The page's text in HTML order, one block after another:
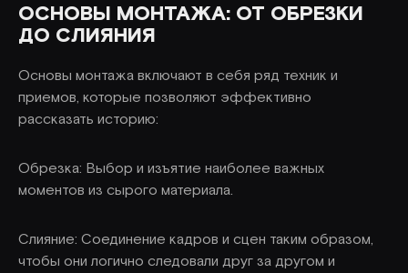
ОСНОВЫ МОНТАЖА: ОТ ОБРЕЗКИ
ДО СЛИЯНИЯ
Основы монтажа включают в себя ряд техник и
приемов, которые позволяют эффективно
рассказать историю:
Обрезка: Выбор и изъятие наиболее важных
моментов из сырого материала.
Слияние: Соединение кадров и сцен таким образом,
чтобы они логично следовали друг за другом и